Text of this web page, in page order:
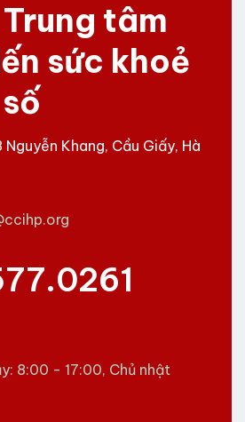
Trung tâm
sức khoẻ
Khang, Cầu Giấy, Hà
8:00 - 17:00, Chủ nhật